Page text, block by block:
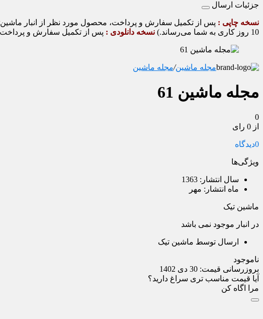
جزئیات ارسال
نسخه چاپی :
10 روز کاری به شما می‌رساند.)
نسخه دانلودی : پس از تکمیل سفارش و پرداخت،
مجله ماشین/مجله ماشین
مجله ماشین 61
0
از 0 رای
0دیدگاه
ویژگی‌ها
سال انتشار: 1363
ماه انتشار: مهر
ماشین تیک
در انبار موجود نمی باشد
ارسال توسط ماشین تیک
ناموجود
بروزرسانی قیمت: 30 دی 1402
آیا قیمت مناسب تری سراغ دارید؟
مرا اگاه کن